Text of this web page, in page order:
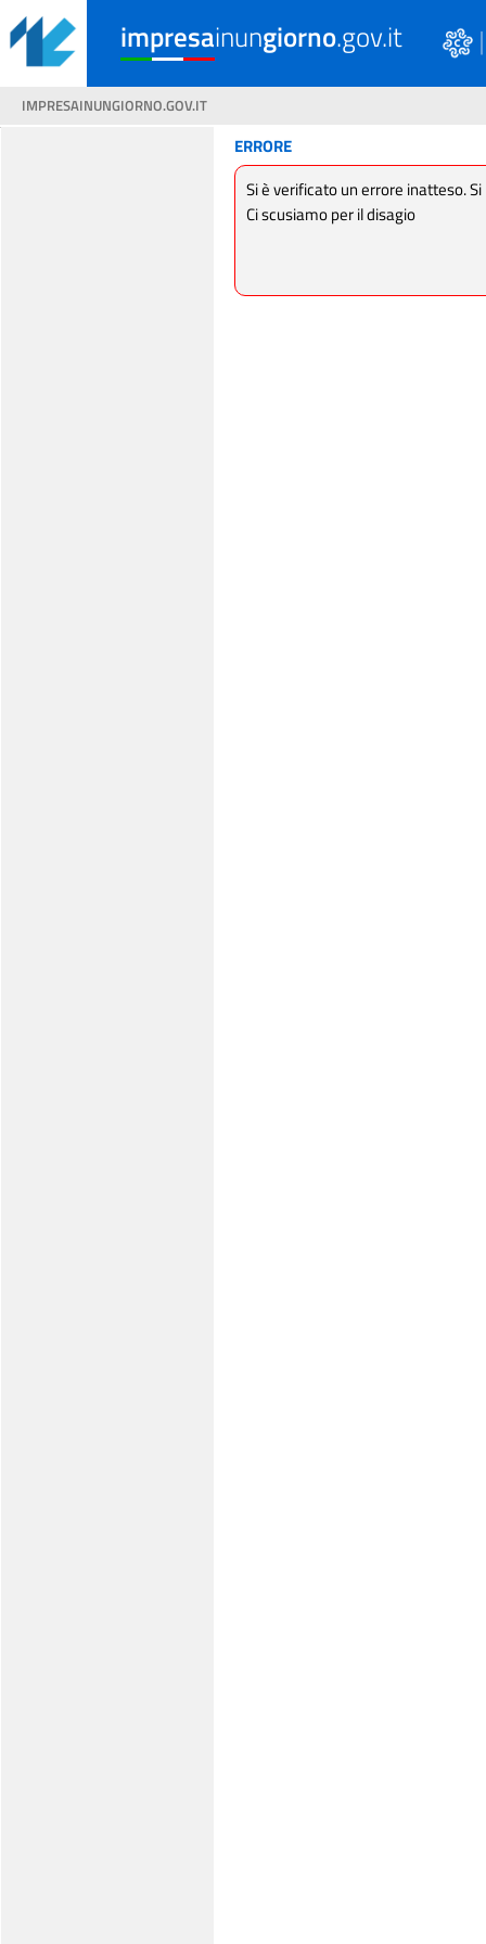
impresainungiorno.gov.it
IMPRESAINUNGIORNO.GOV.IT
ERRORE
Si è verificato un errore inatteso.
Ci scusiamo per il disagio